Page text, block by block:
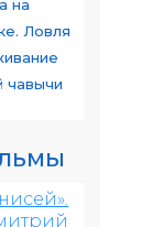
на
Ловля
чавычи